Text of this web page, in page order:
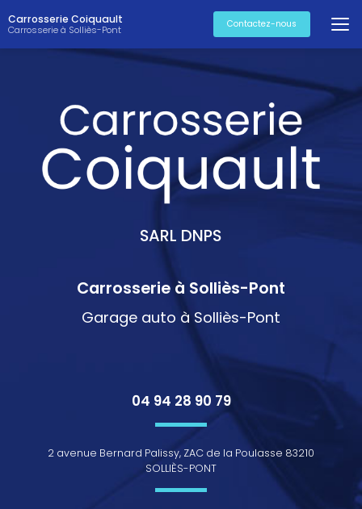
au
contenu
principal
Carrosserie Coiquault
Carrosserie à Solliès-Pont Contactez-nous
SARL DNPS
Carrosserie à Solliès-Pont
Garage auto à Solliès-Pont
04 94 28 90 79
2 avenue Bernard Palissy, ZAC de la Poulasse 83210
SOLLIÈS-PONT